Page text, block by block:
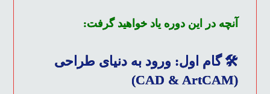
آنچه در این دوره یاد خواهید گرفت:
🛠️ گام اول: ورود به دنیای طراحی
(CAD & ArtCAM)